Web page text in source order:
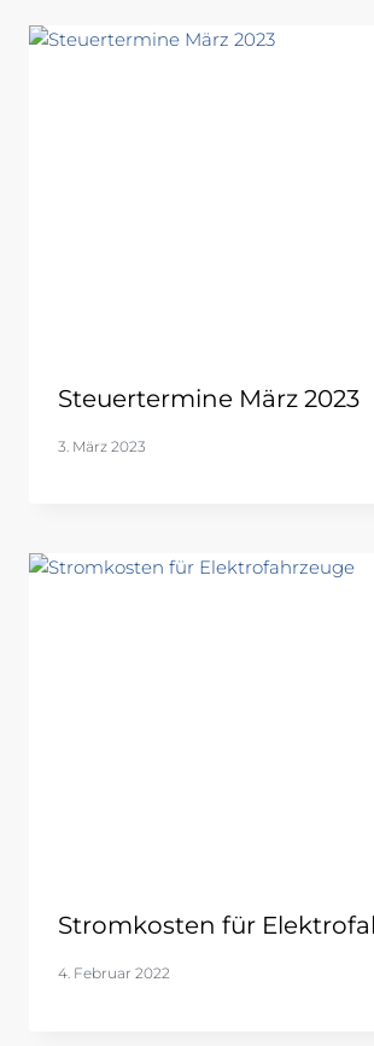
Steuertermine März 2023
3. März 2023
Stromkosten für
4. Februar 2022